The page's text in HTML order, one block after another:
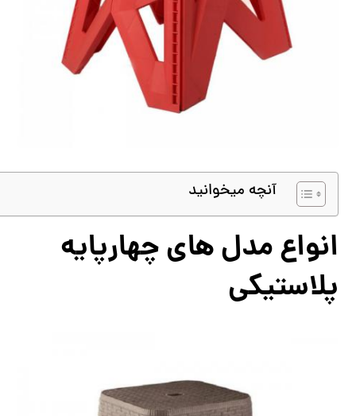
آنچه میخوانید
انواع مدل های چهارپایه
پلاستیکی